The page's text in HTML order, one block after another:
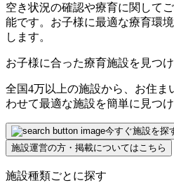
空き状況の確認や療育に関して
能です。お子様に最適な療育環
します。
お子様に合った療育施設を見つ
全国4万以上の施設から、お住ま
わせて最適な施設を簡単に見つ
今すぐ施設を探
施設運営の方・掲載についてはこちら
施設種類ごとに探す